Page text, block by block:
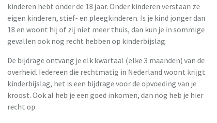
kinderen hebt onder de 18 jaar. Onder kinderen verstaan ze
eigen kinderen, stief- en pleegkinderen. Is je kind jonger dan
18 en woont hij of zij niet meer thuis, dan kun je in sommige
gevallen ook nog recht hebben op kinderbijslag.
De bijdrage ontvang je elk kwartaal (elke 3 maanden) van de
overheid. Iedereen die rechtmatig in Nederland woont krijgt
kinderbijslag, het is een bijdrage voor de opvoeding van je
kroost. Ook al heb je een goed inkomen, dan nog heb je hier
recht op.